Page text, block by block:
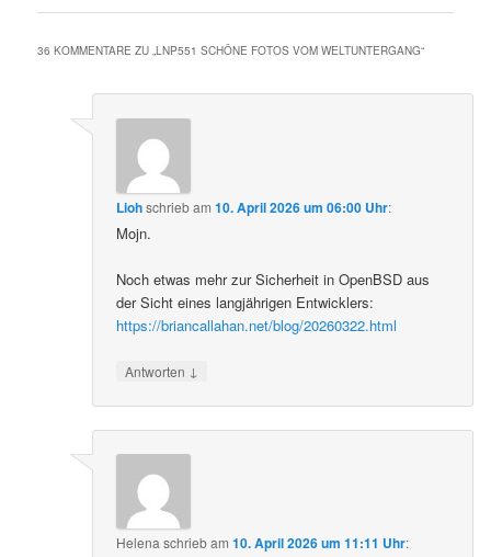
36 KOMMENTARE ZU „LNP551 SCHÖNE FOTOS VOM WELTUNTERGANG“
Liohschriebam10. April 2026 um 06:00 Uhr:
Mojn.
Noch etwas mehr zur Sicherheit in OpenBSD aus
der Sicht eines langjährigen Entwicklers:
https://briancallahan.net/blog/20260322.html
Antworten ↓
Helena schriebam10. April 2026 um 11:11 Uhr: